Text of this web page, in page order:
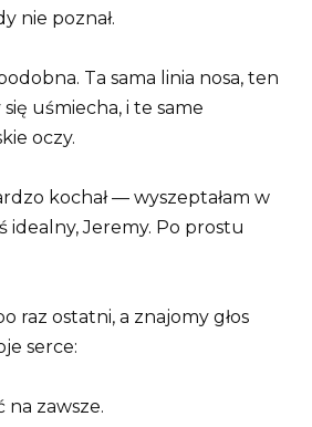
nie poznał.
Ta sama linia nosa, ten
uśmiecha, i te same
oczy.
kochał — wyszeptałam w
idealny, Jeremy. Po prostu
raz ostatni, a znajomy głos
serce:
zawsze.